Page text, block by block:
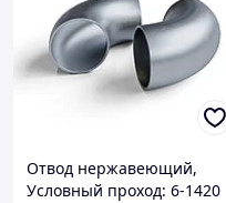
Отвод нержавеющий,
Условный проход: 6-1420